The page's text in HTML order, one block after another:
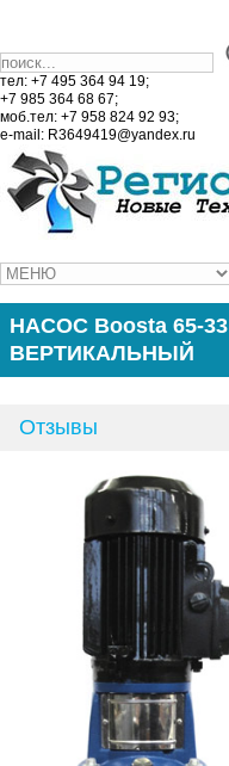
тел: +7 495 364 94 19;
+7 985 364 68 67;
моб.тел: +7 958 824 92 93;
e-mail: R3649419@yandex.ru
НАСОС Boosta 65-
ВЕРТИКАЛЬНЫЙ
Отзывы